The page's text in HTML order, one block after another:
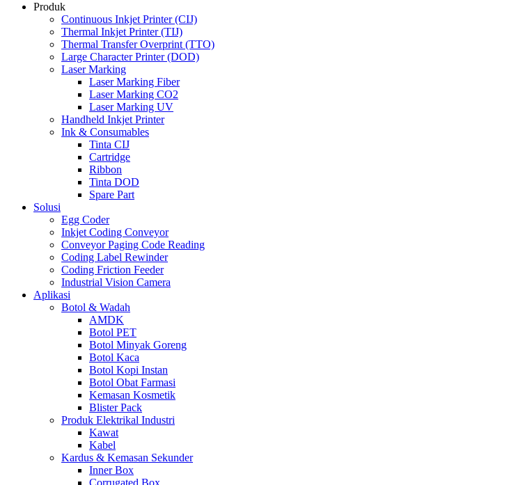
Produk
Continuous Inkjet Printer (CIJ)
Thermal Inkjet Printer (TIJ)
Thermal Transfer Overprint (TTO)
Large Character Printer (DOD)
Laser Marking
Laser Marking Fiber
Laser Marking CO2
Laser Marking UV
Handheld Inkjet Printer
Ink & Consumables
Tinta CIJ
Cartridge
Ribbon
Tinta DOD
Spare Part
Solusi
Egg Coder
Inkjet Coding Conveyor
Conveyor Paging Code Reading
Coding Label Rewinder
Coding Friction Feeder
Industrial Vision Camera
Aplikasi
Botol & Wadah
AMDK
Botol PET
Botol Minyak Goreng
Botol Kaca
Botol Kopi Instan
Botol Obat Farmasi
Kemasan Kosmetik
Blister Pack
Produk Elektrikal Industri
Kawat
Kabel
Kardus & Kemasan Sekunder
Inner Box
Corrugated Box